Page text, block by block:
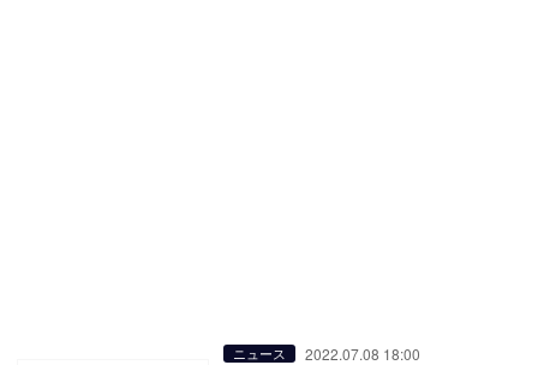
ニュース 2022.07.08 18:00